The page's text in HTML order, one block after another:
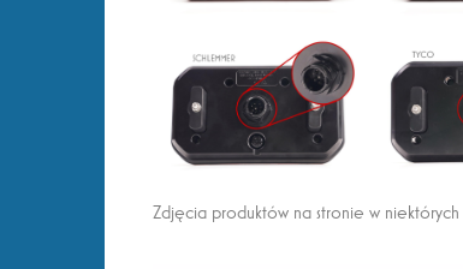
Zdjęcia produktów na stronie w